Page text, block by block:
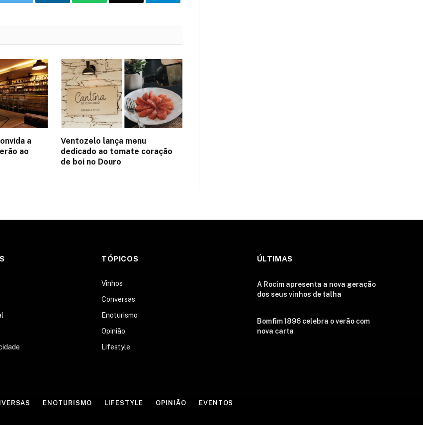
a
ao
Ventozelo lança menu
dedicado ao tomate coração
de boi no Douro
TÓPICOS
Vinhos
Conversas
Enoturismo
Opinião
Lifestyle
ÚLTIMAS
A Rocim apresenta a nova geração
dos seus vinhos de talha
Bomfim 1896 celebra o verão com
nova carta
ENOTURISMO LIFESTYLE OPINIÃO EVENTOS